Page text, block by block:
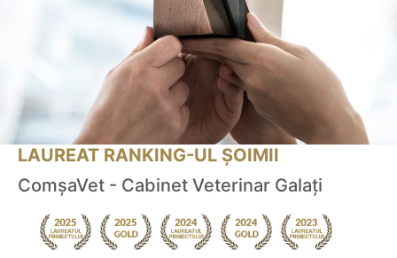
LAUREAT RANKING-UL ȘOIMII
ComșaVet - Cabinet Veterinar Galați